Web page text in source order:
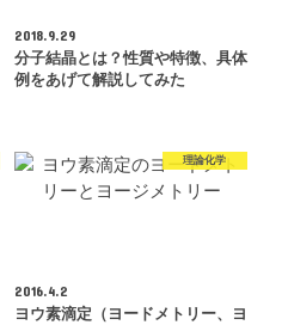
2018.9.29
分子結晶とは？性質や特徴、具体
例をあげて解説してみた
理論化学
2016.4.2
ヨウ素滴定（ヨードメトリー、ヨ